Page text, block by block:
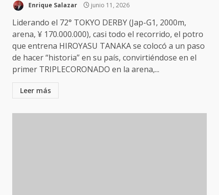
Enrique Salazar junio 11, 2026
Liderando el 72° TOKYO DERBY (Jap-G1, 2000m,
arena, ¥ 170.000.000), casi todo el recorrido, el potro
que entrena HIROYASU TANAKA se colocó a un paso
de hacer “historia” en su país, convirtiéndose en el
primer TRIPLECORONADO en la arena,...
Leer más